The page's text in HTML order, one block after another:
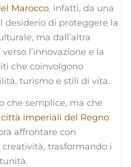
Marocco, infatti, da una
desiderio di proteggere la
ma dall’altra
l’innovazione e la
che coinvolgono
turismo e stili di vita.
che semplice, ma che
imperiali del Regno
affrontare con
trasformando i